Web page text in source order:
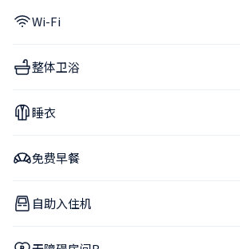
Wi-Fi
整体卫浴
睡衣
免费早餐
自助入住机